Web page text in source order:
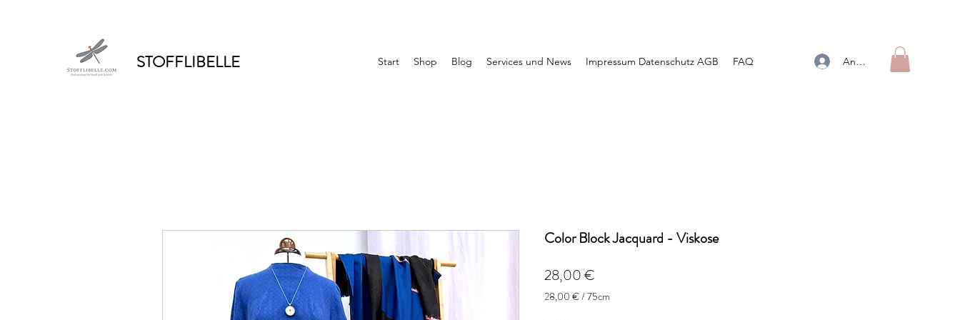
STOFFLIBELLE Start Shop Blog Services und News Impressum Datenschutz AGB FAQ Anmelden
Color Block Jacquard - Viskose
28,00 €
28,00 €/75cm